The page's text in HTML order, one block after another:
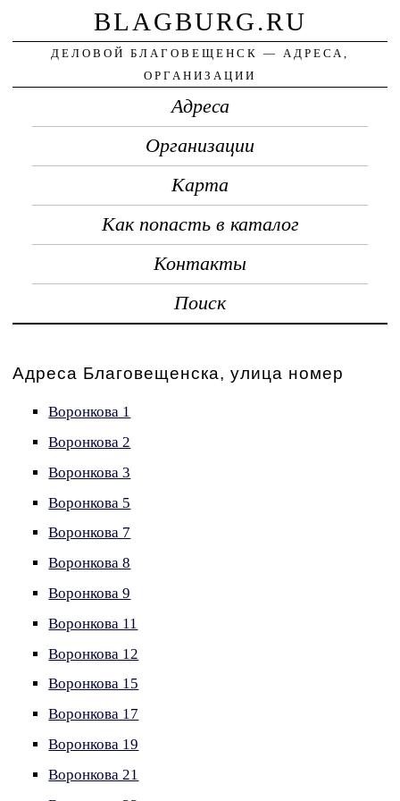
BLAGBURG.RU
ДЕЛОВОЙ БЛАГОВЕЩЕНСК — АДРЕСА,
ОРГАНИЗАЦИИ
Адреса
Организации
Карта
Как попасть в каталог
Контакты
Поиск
Адреса Благовещенска, улица номер
Воронкова 1
Воронкова 2
Воронкова 3
Воронкова 5
Воронкова 7
Воронкова 8
Воронкова 9
Воронкова 11
Воронкова 12
Воронкова 15
Воронкова 17
Воронкова 19
Воронкова 21